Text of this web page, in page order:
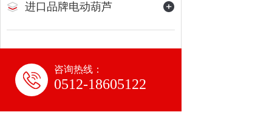
进口品牌电动葫芦
咨询热线：
0512-18605122